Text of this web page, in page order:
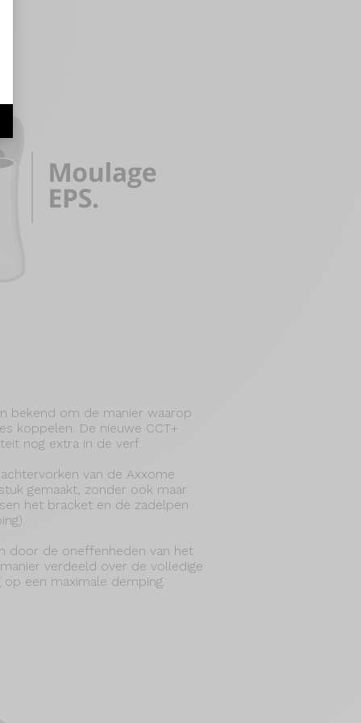
bekend om de manier waarop
koppelen. De nieuwe CCT+
nog extra in de verf.
van de Axxome
gemaakt, zonder ook maar
het bracket en de zadelpen
door de oneffenheden van het
verdeeld over de volledige
een maximale demping.